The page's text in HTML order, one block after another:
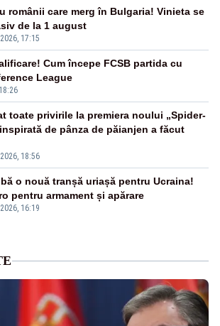
17:15
românii care merg în Bulgaria! Vinieta se
de la 1 august
Cum începe FCSB partida cu
League
18:56
toate privirile la premiera noului „Spider-
de pânza de păianjen a făcut
16:19
o nouă tranșă uriașă pentru Ucraina!
pentru armament și apărare